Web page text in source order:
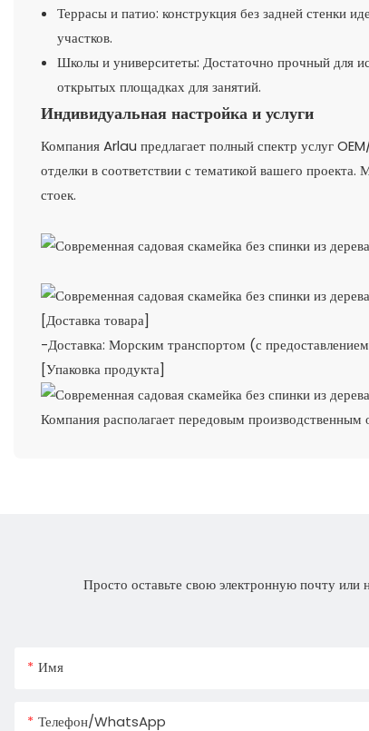
Террасы и патио: конструкция без задней стенки
участков.
Школы и университеты: Достаточно прочный для
открытых площадках для занятий.
Индивидуальная настройка и услуги
Компания Arlau предлагает полный спектр услуг
отделки в соответствии с тематикой вашего
стоек.
[Доставка товара]
-Доставка: Морским транспортом (с
[Упаковка продукта]
Компания располагает передовым
Просто оставьте свою электронную почту
Имя
Телефон/WhatsApp